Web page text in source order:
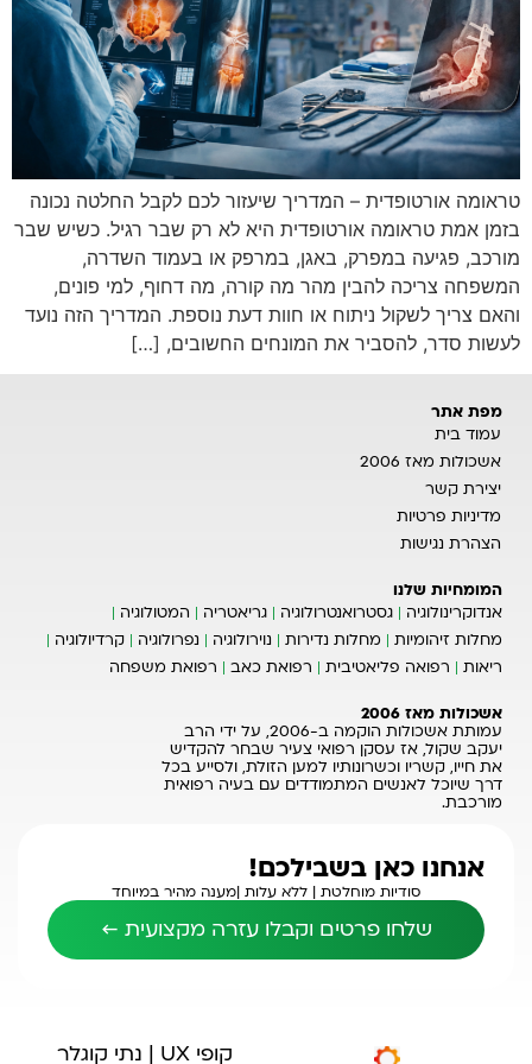
טראומה אורטופדית – המדריך שיעזור לכם לקבל החלטה נכונה
בזמן אמת טראומה אורטופדית היא לא רק שבר רגיל. כשיש שבר
מורכב, פגיעה במפרק, באגן, במרפק או בעמוד השדרה,
המשפחה צריכה להבין מהר מה קורה, מה דחוף, למי פונים,
והאם צריך לשקול ניתוח או חוות דעת נוספת. המדריך הזה נועד
לעשות סדר, להסביר את המונחים החשובים, […]
מפת אתר
עמוד בית
אשכולות מאז 2006
יצירת קשר
מדיניות פרטיות
הצהרת נגישות
המומחיות שלנו
אנדוקרינולוגיה
גסטרואנטרולוגיה גריאטריה
המטולוגיה
מחלות זיהומיות
מחלות נדירות נוירולוגיה נפרולוגיה
קרדיולוגיה
ריאות
רפואה פליאטיבית רפואת כאב רפואת משפחה
אשכולות מאז 2006
עמותת אשכולות הוקמה ב-2006, על ידי הרב
יעקב שקול, אז עסקן רפואי צעיר שבחר להקדיש
את חייו, קשריו וכשרונותיו למען הזולת, ולסייע בכל
דרך שיוכל לאנשים המתמודדים עם בעיה רפואית
מורכבת.
אנחנו כאן בשבילכם!
סודיות מוחלטת | ללא עלות |מענה מהיר במיוחד
שלחו פרטים וקבלו עזרה מקצועית ←
קופי UX | נתי קוגלר